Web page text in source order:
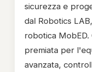
sicurezza e
dal Robotics
robotica
premiata per
avanzata,